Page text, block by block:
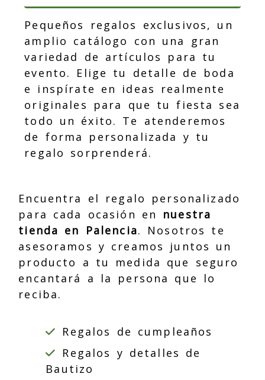
Pequeños regalos exclusivos, un
amplio catálogo con una gran
variedad de artículos para tu
evento. Elige tu detalle de boda
e inspírate en ideas realmente
originales para que tu fiesta sea
todo un éxito. Te atenderemos
de forma personalizada y tu
regalo sorprenderá.
Encuentra el regalo personalizado
para cada ocasión en nuestra
tienda en Palencia. Nosotros te
asesoramos y creamos juntos un
producto a tu medida que seguro
encantará a la persona que lo
reciba.
Regalos de cumpleaños
Regalos y detalles de
Bautizo